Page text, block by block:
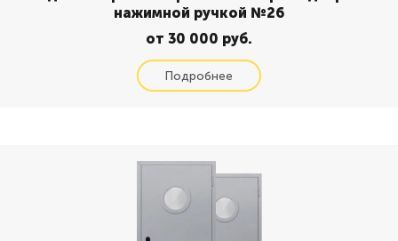
нажимной ручкой №26
от 30 000 руб.